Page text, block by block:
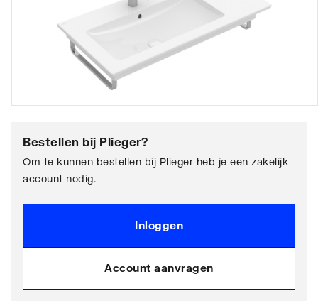
Bestellen bij Plieger?
Om te kunnen bestellen bij Plieger heb je een zakelijk
account nodig.
Inloggen
Account aanvragen